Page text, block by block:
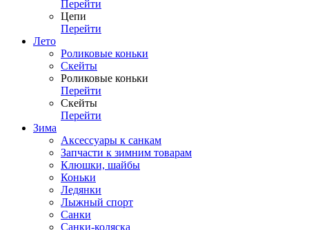
Перейти
Цепи
Перейти
Лето
Роликовые коньки
Скейты
Роликовые коньки
Перейти
Скейты
Перейти
Зима
Аксессуары к санкам
Запчасти к зимним товарам
Клюшки, шайбы
Коньки
Ледянки
Лыжный спорт
Санки
Санки-коляска